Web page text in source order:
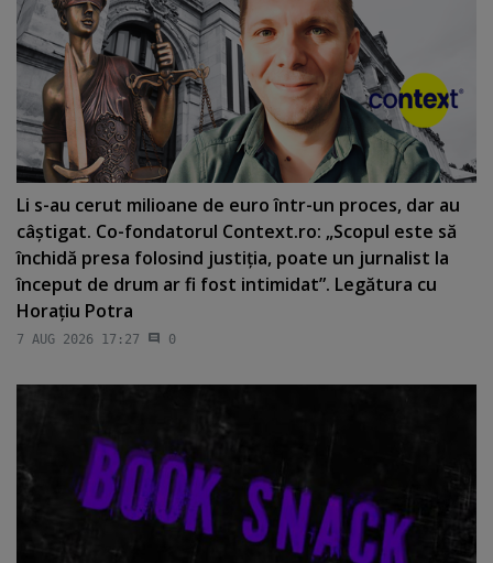
Li s-au cerut milioane de euro într-un proces, dar au
câştigat. Co-fondatorul Context.ro: „Scopul este să
închidă presa folosind justiţia, poate un jurnalist la
început de drum ar fi fost intimidat”. Legătura cu
Horaţiu Potra
7 AUG 2026 17:27 0